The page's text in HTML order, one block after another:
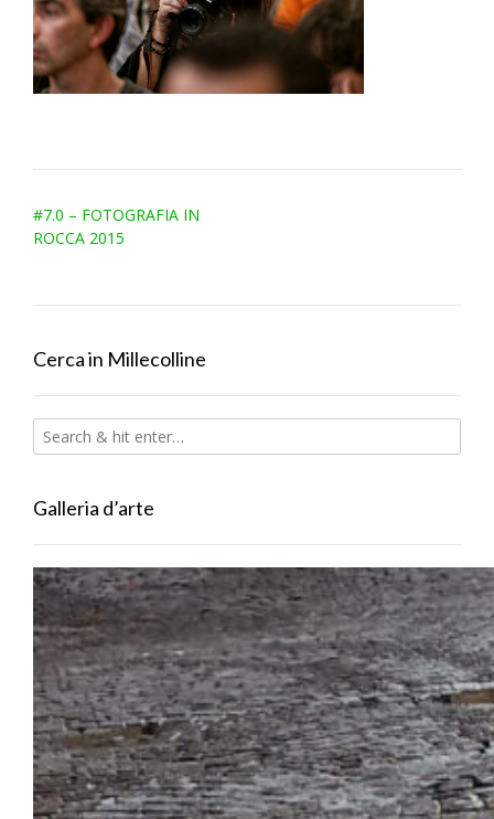
Post
navigation
#7.0 – FOTOGRAFIA IN
ROCCA 2015
Cerca in Millecolline
Galleria d’arte